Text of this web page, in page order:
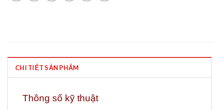
CHI TIẾT SẢN PHẨM
Thông số kỹ thuật